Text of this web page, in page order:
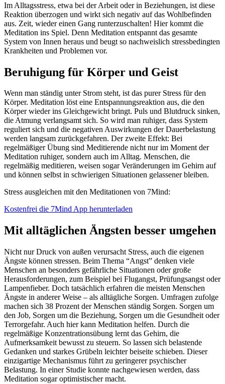
Im Alltagsstress, etwa bei der Arbeit oder in Beziehungen, ist diese
Reaktion überzogen und wirkt sich negativ auf das Wohlbefinden
aus. Zeit, wieder einen Gang runterzuschalten! Hier kommt die
Meditation ins Spiel. Denn Meditation entspannt das gesamte
System von Innen heraus und beugt so nachweislich stressbedingten
Krankheiten und Problemen vor.
Beruhigung für Körper und Geist
Wenn man ständig unter Strom steht, ist das purer Stress für den
Körper. Meditation löst eine Entspannungsreaktion aus, die den
Körper wieder ins Gleichgewicht bringt. Puls und Blutdruck sinken,
die Atmung verlangsamt sich. So wird man ruhiger, dass System
reguliert sich und die negativen Auswirkungen der Dauerbelastung
werden langsam zurückgefahren. Der zweite Effekt: Bei
regelmäßiger Übung sind Meditierende nicht nur im Moment der
Meditation ruhiger, sondern auch im Alltag. Menschen, die
regelmäßig meditieren, weisen sogar Veränderungen im Gehirn auf
und können selbst in schwierigen Situationen gelassener bleiben.
Stress ausgleichen mit den Meditationen von 7Mind:
Kostenfrei die 7Mind App herunterladen
Mit alltäglichen Ängsten besser umgehen
Nicht nur Druck von außen verursacht Stress, auch die eigenen
Ängste können stressen. Beim Thema “Angst” denken viele
Menschen an besonders gefährliche Situationen oder große
Herausforderungen, zum Beispiel bei Flugangst, Prüfungsangst oder
Lampenfieber. Doch tatsächlich erfahren die meisten Menschen
Ängste in anderer Weise – als alltägliche Sorgen. Umfragen zufolge
machen sich 38 Prozent der Menschen ständig Sorgen. Sorgen um
den Job, Sorgen um die Beziehung, Sorgen um die Gesundheit oder
Terrorgefahr. Auch hier kann Meditation helfen. Durch die
regelmäßige Konzentrationsübung lernt das Gehirn, die
Aufmerksamkeit bewusst zu steuern. So lassen sich belastende
Gedanken und starkes Grübeln leichter beiseite schieben. Dieser
einzigartige Mechanismus führt zu geringerer psychischer
Belastung. In einer Studie konnte nachgewiesen werden, dass
Meditation sogar optimistischer macht.